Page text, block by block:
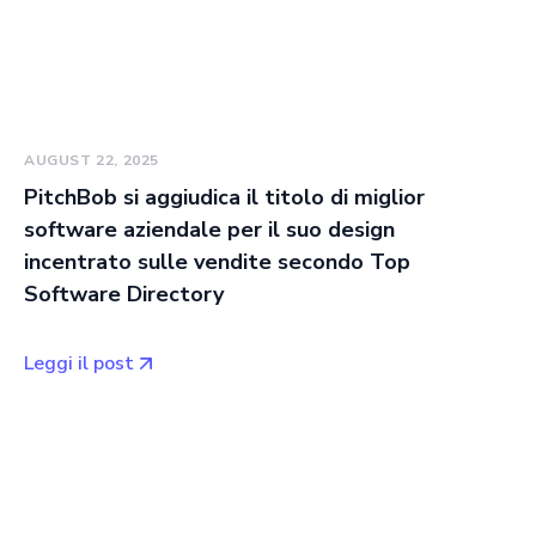
AUGUST 22, 2025
PitchBob si aggiudica il titolo di miglior
software aziendale per il suo design
incentrato sulle vendite secondo Top
Software Directory
Leggi il post